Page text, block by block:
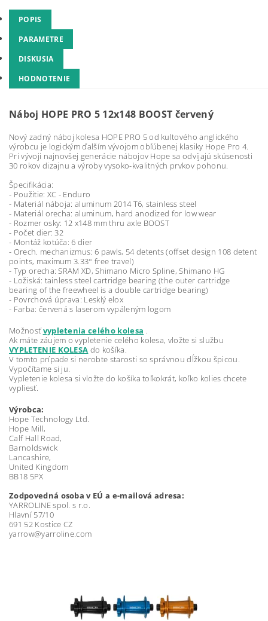
POPIS
PARAMETRE
DISKUSIA
HODNOTENIE
Náboj HOPE PRO 5 12x148 BOOST červený
Nový zadný náboj kolesa HOPE PRO 5 od kultového anglického
výrobcu je logickým ďalším vývojom obľúbenej klasiky Hope Pro 4.
Pri vývoji najnovšej generácie nábojov Hope sa odvíjajú skúsenosti
30 rokov dizajnu a výroby vysoko-kvalitných prvkov pohonu.
Špecifikácia:
- Použitie: XC - Enduro
- Materiál náboja: aluminum 2014 T6, stainless steel
- Materiál orecha: aluminum, hard anodized for low wear
- Rozmer osky: 12 x148 mm thru axle BOOST
- Počet dier: 32
- Montáž kotúča: 6 dier
- Orech. mechanizmus: 6 pawls, 54 detents (offset design 108 detent
points, maximum 3.33° free travel)
- Typ orecha: SRAM XD, Shimano Micro Spline, Shimano HG
- Ložiská: tainless steel cartridge bearing (the outer cartridge
bearing of the freewheel is a double cartridge bearing)
- Povrchová úprava: Lesklý elox
- Farba: červená s laserom vypáleným logom
Možnosťvypletenia celého kolesa .
Ak máte záujem o vypletenie celého kolesa, vložte si službu
VYPLETENIE KOLESA do košíka.
V tomto prípade si nerobte starosti so správnou dĺžkou špicou.
Vypočítame si ju.
Vypletenie kolesa si vložte do košíka toľkokrát, koľko kolies chcete
vypliesť.
Výrobca:
Hope Technology Ltd.
Hope Mill,
Calf Hall Road,
Barnoldswick
Lancashire,
United Kingdom
BB18 5PX
Zodpovedná osoba v EÚ a e-mailová adresa:
YARROLINE spol. s r.o.
Hlavní 57/10
691 52 Kostice CZ
yarrow@yarroline.com